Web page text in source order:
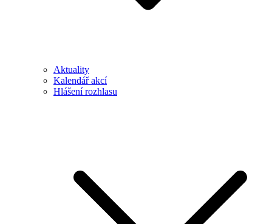
Aktuality
Kalendář akcí
Hlášení rozhlasu